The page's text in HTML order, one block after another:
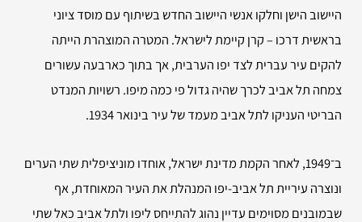
היישוב הישן וחלקו אנשי היישוב החדש בשיתוף עם מוסד ציוני
בראשית דרכו – קרן קיימת לישראל. המטרה המוצהרת הייתה
להקים עיר עברית לצד יפו הערבית, אך בתוך כארבעה עשורים
צמחה תל אביב לכרך שהיה גדול פי כמה מיפו. רשויות המנדט
הבריטי העניקו לתל אביב מעמד של עיר בינואר 1934.
ב־1949, לאחר הקמת מדינת ישראל, אוחדו מוניציפלית שתי הערים
ונוצרה עיריית תל אביב-יפו המנהלת את העיר המאוחדת, אף
שבמובנים מסוימים עדיין נהוג להתייחס ליפו ולתל אביב כאל שתי